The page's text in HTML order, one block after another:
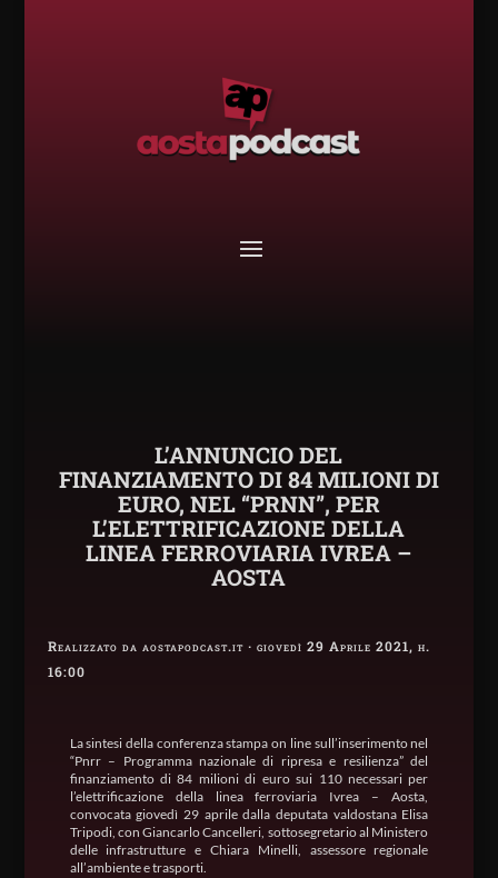
L’ANNUNCIO DEL
FINANZIAMENTO DI 84 MILIONI DI
EURO, NEL “PRNN”, PER
L’ELETTRIFICAZIONE DELLA
LINEA FERROVIARIA IVREA –
AOSTA
Realizzato da aostapodcast.it · giovedì 29 Aprile 2021, h.
16:00
La sintesi della conferenza stampa on line sull’inserimento nel
“Pnrr – Programma nazionale di ripresa e resilienza” del
finanziamento di 84 milioni di euro sui 110 necessari per
l’elettrificazione della linea ferroviaria Ivrea – Aosta,
convocata giovedì 29 aprile dalla deputata valdostana Elisa
Tripodi, con Giancarlo Cancelleri, sottosegretario al Ministero
delle infrastrutture e Chiara Minelli, assessore regionale
all’ambiente e trasporti.